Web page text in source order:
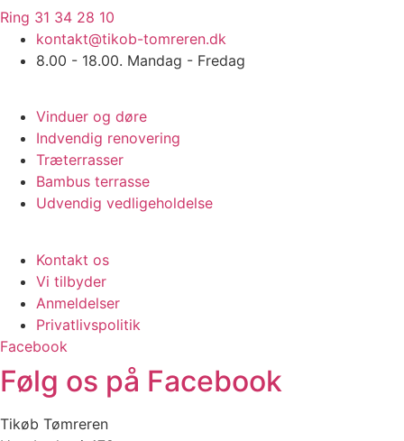
Ring 31 34 28 10
kontakt@tikob-tomreren.dk
8.00 - 18.00. Mandag - Fredag
Vinduer og døre
Indvendig renovering
Træterrasser
Bambus terrasse
Udvendig vedligeholdelse
Kontakt os
Vi tilbyder
Anmeldelser
Privatlivspolitik
Facebook
Følg os på Facebook
Tikøb Tømreren